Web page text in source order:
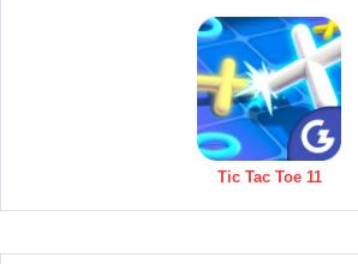
Tic Tac Toe 11